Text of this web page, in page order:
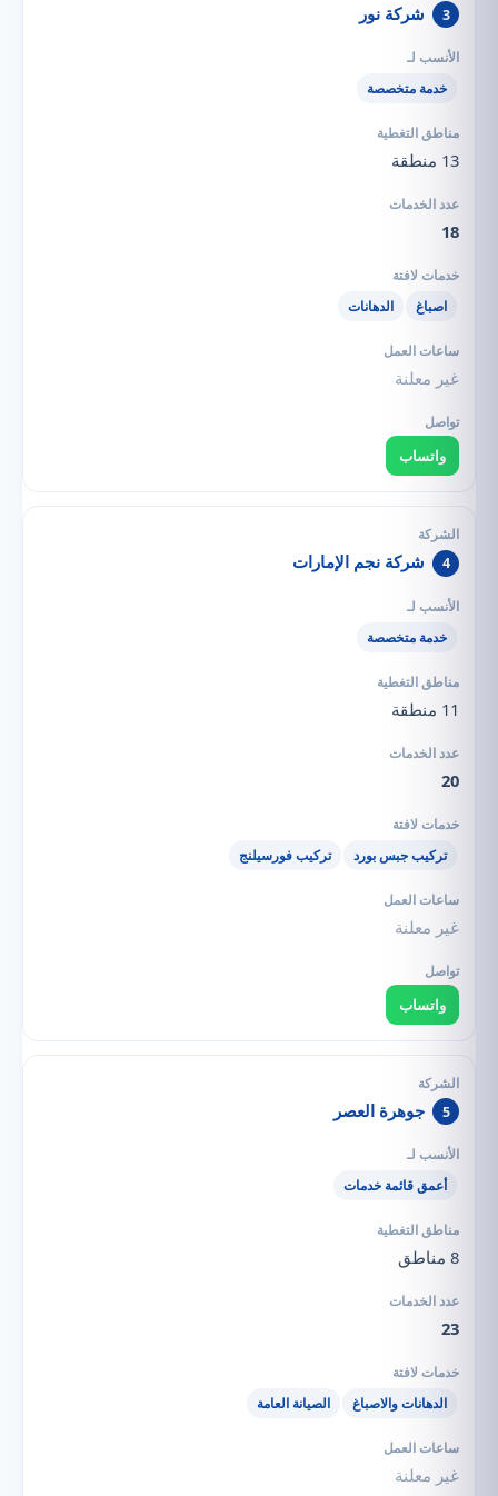
3 شركة نور
خدمة متخصصة
13 منطقة
18
اصباغ الدهانات
غير معلنة
واتساب
4 شركة نجم الإمارات
خدمة متخصصة
11 منطقة
20
تركيب جبس بورد تركيب فورسيلنج
غير معلنة
واتساب
5 جوهرة العصر
أعمق قائمة خدمات
8 مناطق
23
الدهانات والاصباغ الصيانة العامة
غير معلنة